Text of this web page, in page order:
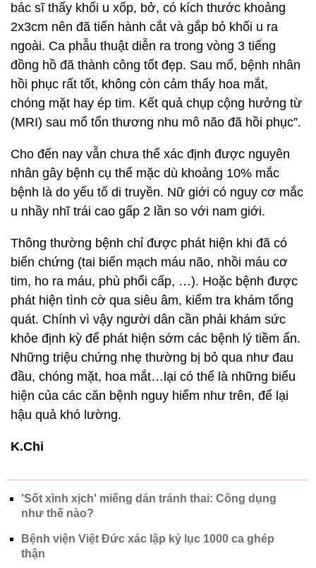
bác sĩ thấy khối u xốp, bở, có kích thước khoảng
2x3cm nên đã tiến hành cắt và gắp bỏ khối u ra
ngoài. Ca phẫu thuật diễn ra trong vòng 3 tiếng
đồng hồ đã thành công tốt đẹp. Sau mổ, bệnh nhân
hồi phục rất tốt, không còn cảm thấy hoa mắt,
chóng mặt hay ép tim. Kết quả chụp cộng hưởng từ
(MRI) sau mổ tổn thương nhu mô não đã hồi phục”.
Cho đến nay vẫn chưa thể xác định được nguyên
nhân gây bệnh cụ thể mặc dù khoảng 10% mắc
bệnh là do yếu tố di truyền. Nữ giới có nguy cơ mắc
u nhầy nhĩ trái cao gấp 2 lần so với nam giới.
Thông thường bệnh chỉ được phát hiện khi đã có
biến chứng (tai biến mạch máu não, nhồi máu cơ
tim, ho ra máu, phù phổi cấp, …). Hoặc bệnh được
phát hiện tình cờ qua siêu âm, kiểm tra khám tổng
quát. Chính vì vậy người dân cần phải khám sức
khỏe định kỳ để phát hiện sớm các bệnh lý tiềm ẩn.
Những triệu chứng nhẹ thường bị bỏ qua như đau
đầu, chóng mặt, hoa mắt…lại có thể là những biểu
hiện của các căn bệnh nguy hiểm như trên, để lại
hậu quả khó lường.
K.Chi
'Sốt xình xịch' miếng dán tránh thai: Công dụng
như thế nào?
Bệnh viện Việt Đức xác lập kỷ lục 1000 ca ghép
thận